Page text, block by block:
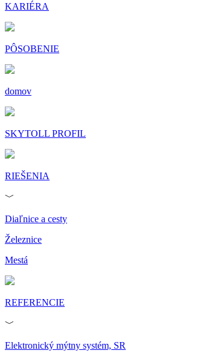
KARIÉRA
PÔSOBENIE
domov
SKYTOLL PROFIL
RIEŠENIA
﹀
Diaľnice a cesty
Železnice
Mestá
REFERENCIE
﹀
Elektronický mýtny systém, SR